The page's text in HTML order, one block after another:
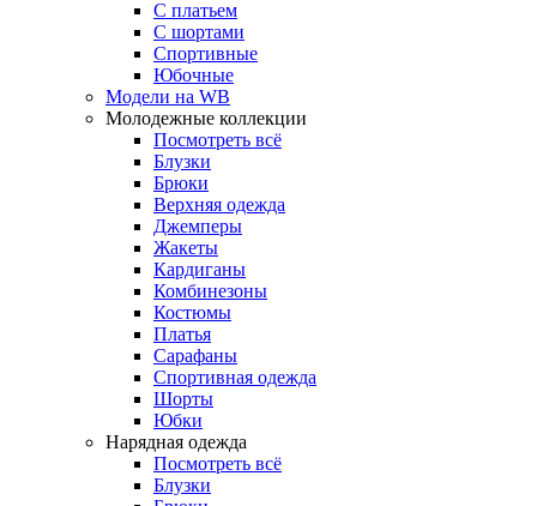
С платьем
С шортами
Спортивные
Юбочные
Модели на WB
Молодежные коллекции
Посмотреть всё
Блузки
Брюки
Верхняя одежда
Джемперы
Жакеты
Кардиганы
Комбинезоны
Костюмы
Платья
Сарафаны
Спортивная одежда
Шорты
Юбки
Нарядная одежда
Посмотреть всё
Блузки